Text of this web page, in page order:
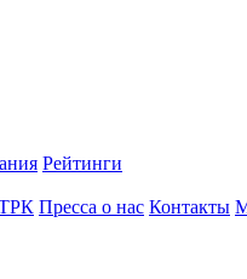
Рейтинги
Пресса о нас Контакты